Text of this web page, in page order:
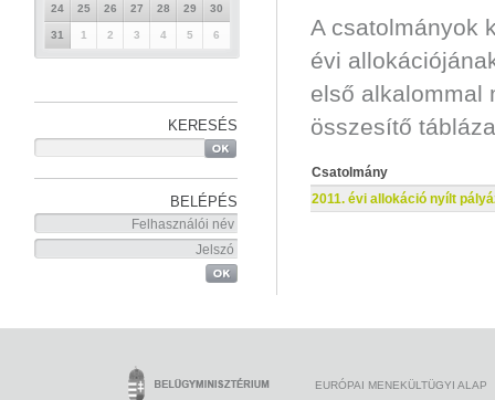
24 25 26 27 28 29 30
31 1 2 3 4 5 6
KERESÉS
BELÉPÉS
A csatolmányok
évi
első alkalommal
összesítő
Csatolmány
2011. évi allokáció nyílt
EURÓPAI MENEKÜLTÜGYI ALAP